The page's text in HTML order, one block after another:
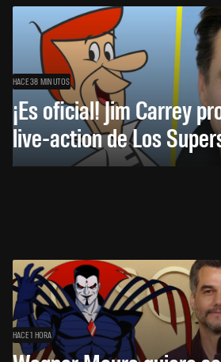
HACE 38 MINUTOS
¡Es oficial! Jim Carrey
live-action de Los
HACE 1 HORA